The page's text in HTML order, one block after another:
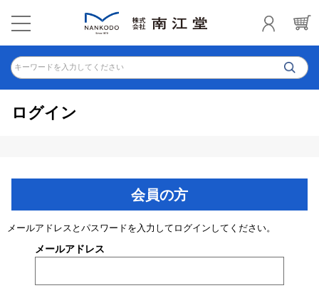
キーワードを入力してください
ログイン
会員の方
メールアドレスとパスワードを入力してログインしてください。
メールアドレス